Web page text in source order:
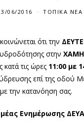
06/2016 ΤΟΠΙΚΆ ΝΈΑ
ότι την
στην
κατά τις ώρες 11:00 με
επί της οδού
την κατανόηση σας.
Ενημέρωσης